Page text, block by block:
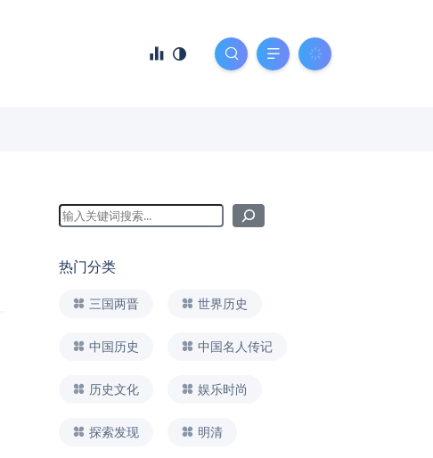
热门分类
三国两晋 世界历史
中国历史 中国名人传记
历史文化 娱乐时尚
探索发现 明清